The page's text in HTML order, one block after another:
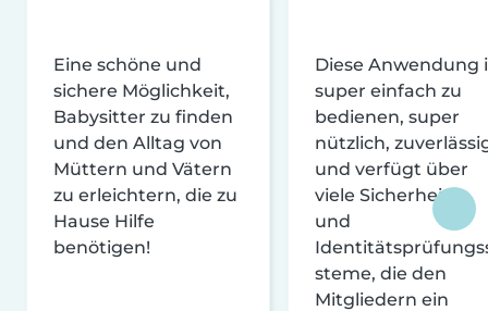
Eine schöne und
sichere Möglichkeit,
Babysitter zu finden
und den Alltag von
Müttern und Vätern
zu erleichtern, die zu
Hause Hilfe
benötigen!
Diese Anwendung
super einfach zu
bedienen, super
nützlich,
und verfügt über
viele Sicherheits-
und
steme, die den
Mitgliedern ein